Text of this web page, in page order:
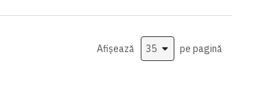
Afișează
pe pagină